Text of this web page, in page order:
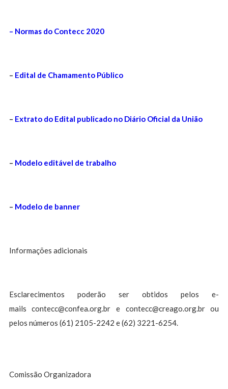
– Normas do Contecc 2020
– Edital de Chamamento Público
– Extrato do Edital publicado no Diário Oficial da União
– Modelo editável de trabalho
– Modelo de banner
Informações adicionais
Esclarecimentos poderão ser obtidos pelos e-
mailscontecc@confea.org.br e contecc@creago.org.brou
pelos números (61) 2105-2242 e (62) 3221-6254.
Comissão Organizadora